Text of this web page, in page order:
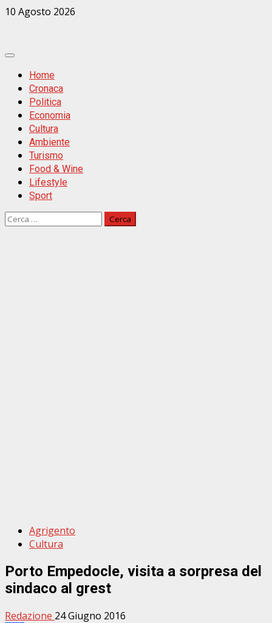
Zum
10 Agosto 2026
Primäres
MenüHome
Cronaca
Politica
Economia
Cultura
Ambiente
Turismo
Food & Wine
Lifestyle
Sport
Ricerca
Agrigento
Cultura
Porto Empedocle, visita a sorpresa del
sindaco al grest
Redazione 24 Giugno 2016